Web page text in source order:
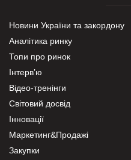
Новини України та закордону
Аналітика ринку
Топи про ринок
Інтерв’ю
Відео-тренінги
Світовий досвід
Інновації
Маркетинг&Продажі
Закупки